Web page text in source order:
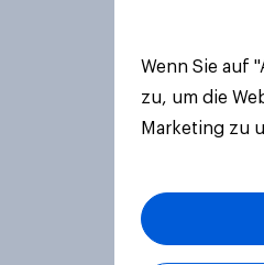
Wenn Sie auf
zu, um die
Marketing zu